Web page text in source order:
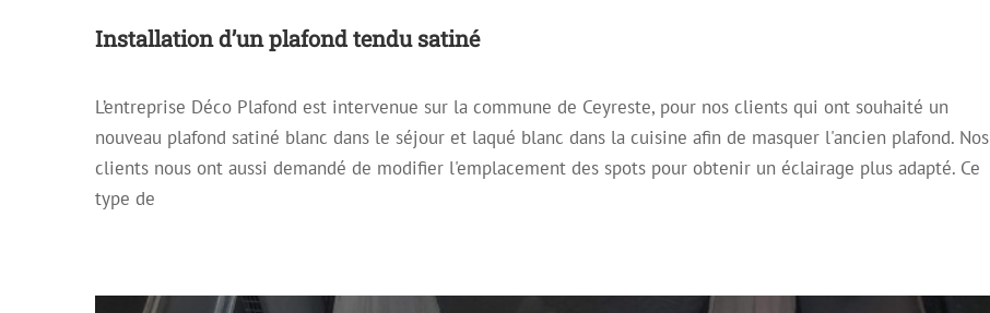
Installation d’un plafond tendu satiné
L’entreprise Déco Plafond est intervenue sur la commune de Ceyreste, pour nos clients qui ont souhaité un
nouveau plafond satiné blanc dans le séjour et laqué blanc dans la cuisine afin de masquer l'ancien plafond. Nos
clients nous ont aussi demandé de modifier l'emplacement des spots pour obtenir un éclairage plus adapté. Ce
type de
Réalisation d’un plafond Miroir laqué noir à Marseille
Archive Plafond décoratif Plafond Mirroir Plafond Tendu